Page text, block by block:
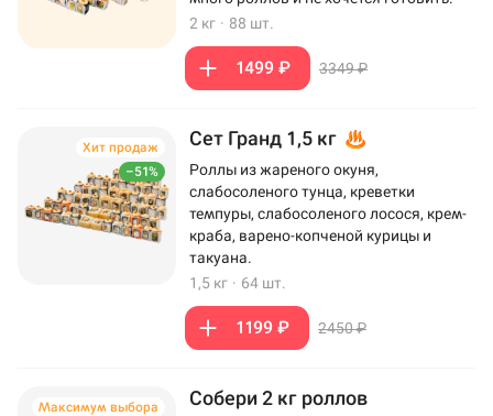
2 кг · 88 шт.
1499 ₽ 3349 ₽
–51%
Хит продаж Сет Гранд 1,5 кг
Роллы из жареного окуня,
слабосоленого тунца, креветки
темпуры, слабосоленого лосося, крем-
краба, варено-копченой курицы и
такуана.
1,5 кг · 64 шт.
1199 ₽ 2450 ₽
Максимум выбора Собери 2 кг роллов